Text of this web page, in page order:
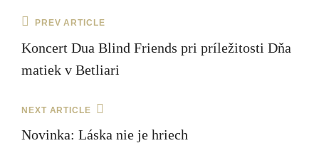
Navigácia
v
článku
Previous
PREV ARTICLE
Koncert Dua Blind Friends pri príležitosti Dňa
matiek v Betliari
Next
NEXT ARTICLE
Novinka: Láska nie je hriech